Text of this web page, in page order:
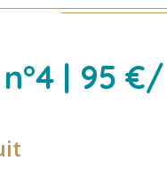
| 95 €/